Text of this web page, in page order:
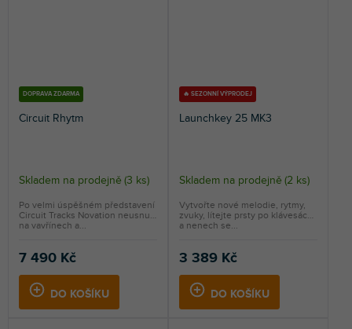
DOPRAVA ZDARMA
Circuit Rhytm
Skladem na prodejně (3 ks)
7 490 Kč
DO KOŠÍKU
Po velmi úspěšném představení
Circuit Tracks Novation neusnul
na vavřínech a...
🔥 SEZONNÍ VÝPRODEJ
Launchkey 25 MK3
Skladem na prodejně (2 ks)
3 389 Kč
DO KOŠÍKU
Vytvořte nové melodie, rytmy,
zvuky, lítejte prsty po klávesách
a nenech se...